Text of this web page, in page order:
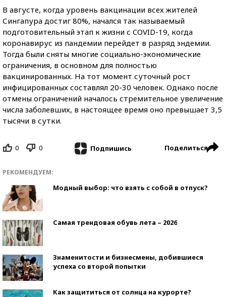
В августе, когда уровень вакцинации всех жителей
Сингапура достиг 80%, начался так называемый
подготовительный этап к жизни с COVID-19, когда
коронавирус из пандемии перейдет в разряд эндемии.
Тогда были сняты многие социально-экономические
ограничения, в основном для полностью
вакцинированных. На тот момент суточный рост
инфицированных составлял 20-30 человек. Однако после
отмены ограничений началось стремительное увеличение
числа заболевших, в настоящее время оно превышает 3,5
тысячи в сутки.
0 0 Подпишись Поделиться
РЕКОМЕНДУЕМ:
Модный выбор: что взять с собой в отпуск?
Самая трендовая обувь лета – 2026
Знаменитости и бизнесмены, добившиеся
успеха со второй попытки
Как защититься от солнца на курорте?